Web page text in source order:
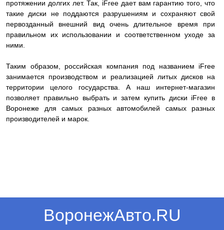
протяжении долгих лет. Так, iFree дает вам гарантию того, что
такие диски не поддаются разрушениям и сохраняют свой
первозданный внешний вид очень длительное время при
правильном их использовании и соответственном уходе за
ними.
Таким образом, российская компания под названием iFree
занимается производством и реализацией литых дисков на
территории целого государства. А наш интернет-магазин
позволяет правильно выбрать и затем купить диски iFree в
Воронеже для самых разных автомобилей самых разных
производителей и марок.
ВоронежАвто.RU